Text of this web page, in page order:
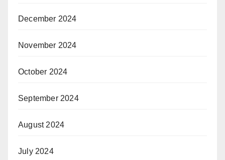
December 2024
November 2024
October 2024
September 2024
August 2024
July 2024